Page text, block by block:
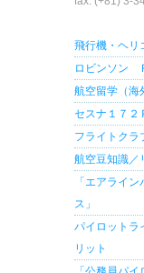
飛行機・ヘ
ロビンソン
航空留学（海
セスナ１７２
フライトクラ
航空豆知識／
「エアライ
ス」
パイロットラ
リット